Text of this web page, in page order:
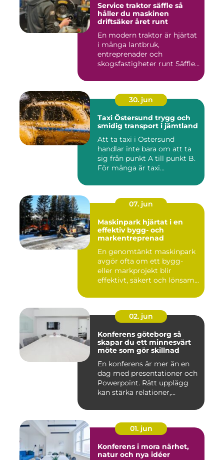
Service traktor säffle så
håller du maskinen
driftsäker året runt
En modern traktor är hjärtat
i många lantbruk,
entreprenader och
skogsfastigheter runt Säffle.
30. jun
Taxi Östersund trygg och
smidig transport i jämtland
Att ta taxi i Östersund
handlar inte bara om att ta
sig från punkt A till punkt B.
För många är taxi...
07. jun
Maskinpark hjärtat i en
effektiv bygg- och
markentreprenad
En genomtänkt maskinpark
avgör ofta om ett bygg-
eller markprojekt blir
effektivt, säkert och lönsam...
02. jun
Konferens göteborg så
skapar du ett minnesvärt
möte som gör skillnad
En konferens är mer än en
dag med presentationer och
Powerpoint. Rätt upplägg
kan stärka relationer,...
01. jun
Konferens i mora närhet,
natur och nya idéer